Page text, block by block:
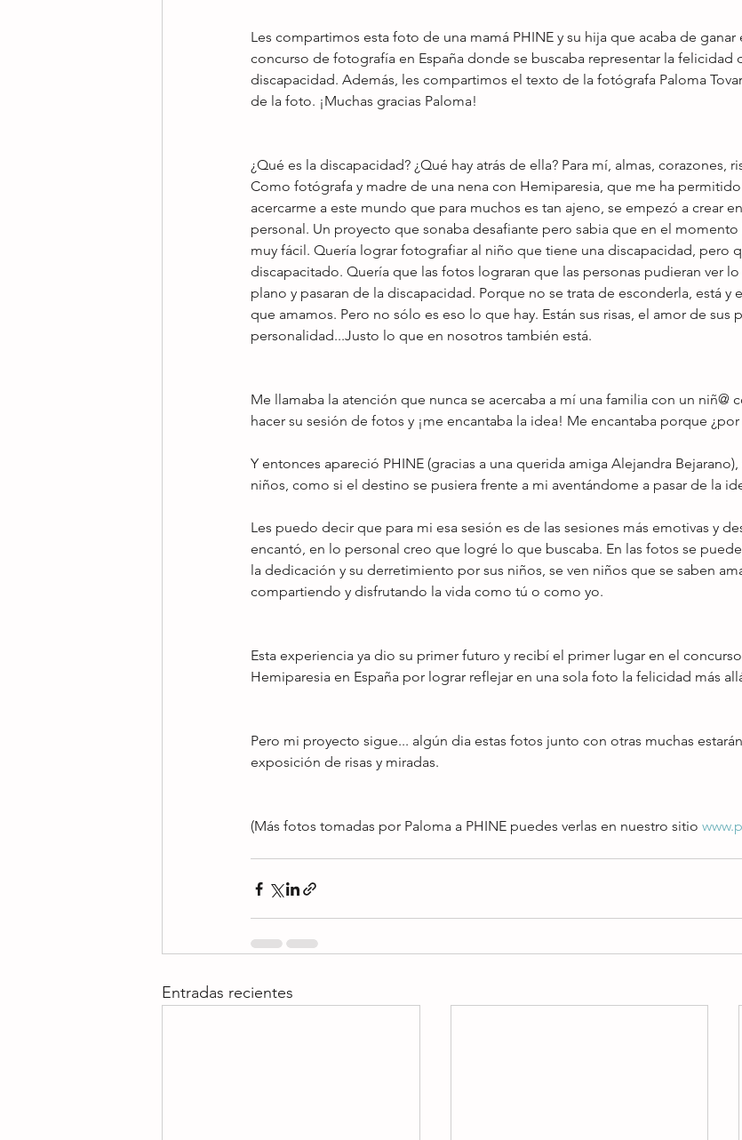
Les compartimos esta foto de una mamá PHINE y su hija que acaba de
concurso de fotografía en España donde se buscaba representar la felicidad
discapacidad. Además, les compartimos el texto de la fotógrafa Paloma
de la foto. ¡Muchas gracias Paloma!
¿Qué es la discapacidad? ¿Qué hay atrás de ella? Para mí, almas, corazones,
Como fotógrafa y madre de una nena con Hemiparesia, que me ha
acercarme a este mundo que para muchos es tan ajeno, se empezó a crear
personal. Un proyecto que sonaba desafiante pero sabia que en el
muy fácil. Quería lograr fotografiar al niño que tiene una discapacidad, pero
discapacitado. Quería que las fotos lograran que las personas pudieran ver
plano y pasaran de la discapacidad. Porque no se trata de esconderla, está y
que amamos. Pero no sólo es eso lo que hay. Están sus risas, el amor de sus
personalidad...Justo lo que en nosotros también está.
Me llamaba la atención que nunca se acercaba a mí una familia con un niñ@
hacer su sesión de fotos y ¡me encantaba la idea! Me encantaba porque
Y entonces apareció PHINE (gracias a una querida amiga Alejandra
niños, como si el destino se pusiera frente a mi aventándome a pasar de la
Les puedo decir que para mi esa sesión es de las sesiones más emotivas y
encantó, en lo personal creo que logré lo que buscaba. En las fotos se
la dedicación y su derretimiento por sus niños, se ven niños que se saben
compartiendo y disfrutando la vida como tú o como yo.
Esta experiencia ya dio su primer futuro y recibí el primer lugar en el
Hemiparesia en España por lograr reflejar en una sola foto la felicidad más
Pero mi proyecto sigue... algún dia estas fotos junto con otras muchas
exposición de risas y miradas.
(Más fotos tomadas por Paloma a PHINE puedes verlas en nuestro sitio
Entradas recientes